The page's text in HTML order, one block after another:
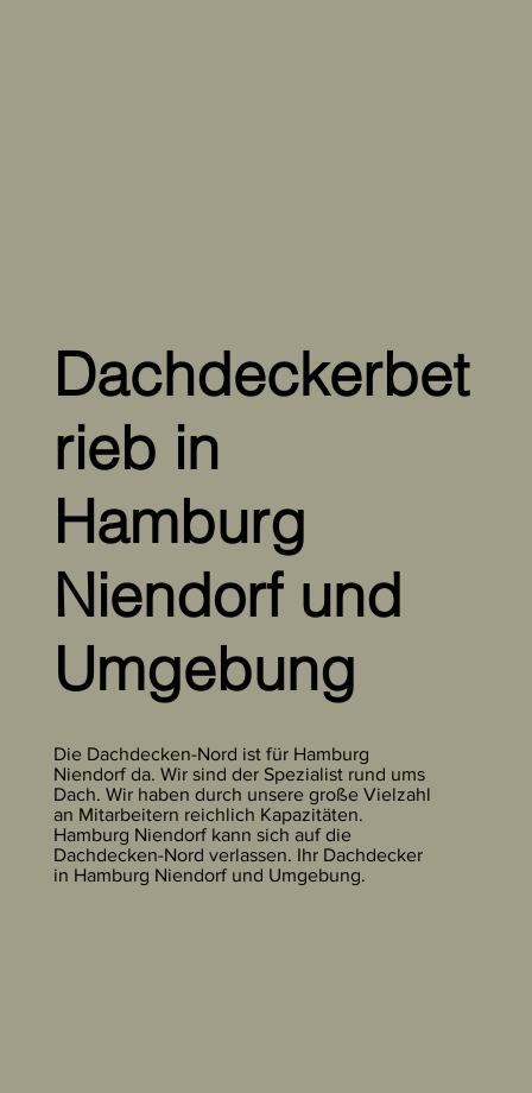
Dachdeckerbet
rieb in
Hamburg
Niendorf und
Umgebung
Die Dachdecken-Nord ist für Hamburg
Niendorf da. Wir sind der Spezialist rund ums
Dach. Wir haben durch unsere große Vielzahl
an Mitarbeitern reichlich Kapazitäten.
Hamburg Niendorf kann sich auf die
Dachdecken-Nord verlassen. Ihr Dachdecker
in Hamburg Niendorf und Umgebung.